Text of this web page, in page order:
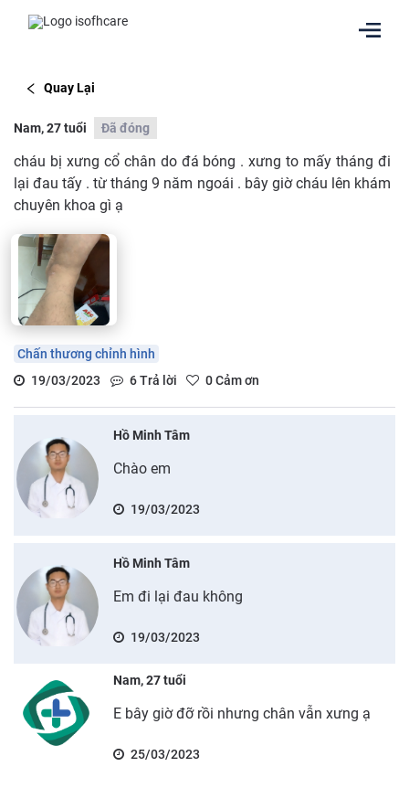
Quay Lại
Nam, 27 tuổi Đã đóng
cháu bị xưng cổ chân do đá bóng . xưng to mấy tháng đi
lại đau tấy . từ tháng 9 năm ngoái . bây giờ cháu lên khám
chuyên khoa gì ạ
Chấn thương chỉnh hình
19/03/2023
6Trả lời 0Cảm ơn
Hồ Minh Tâm
Chào em
19/03/2023
Hồ Minh Tâm
Em đi lại đau không
19/03/2023
Nam, 27 tuổi
E bây giờ đỡ rồi nhưng chân vẫn xưng ạ
25/03/2023